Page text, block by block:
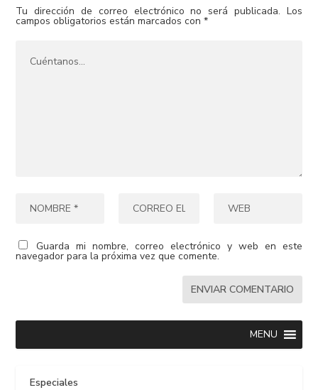
Tu dirección de correo electrónico no será publicada. Los
campos obligatorios están marcados con*
Guarda mi nombre, correo electrónico y web en este
navegador para la próxima vez que comente.
MENU
Especiales